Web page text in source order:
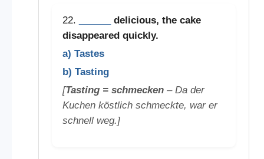
22.
delicious, the cake
disappeared quickly.
a) Tastes
b) Tasting
[Tasting = schmecken– Da der
Kuchen köstlich schmeckte, war er
schnell weg.]